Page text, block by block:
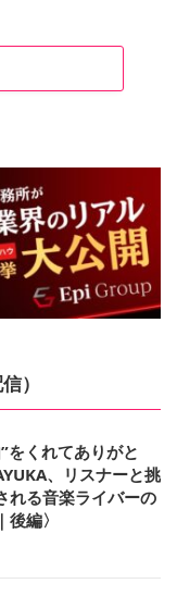
）
をくれてありがと
、リスナーと挑
れる音楽ライバーの
編〉